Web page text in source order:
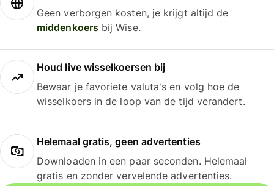
Geen verborgen kosten, je krijgt altijd de
middenkoersbij Wise.
Houd live wisselkoersen bij
Bewaar je favoriete valuta's en volg hoe de
wisselkoers in de loop van de tijd verandert.
Helemaal gratis, geen advertenties
Downloaden in een paar seconden. Helemaal
gratis en zonder vervelende advertenties.